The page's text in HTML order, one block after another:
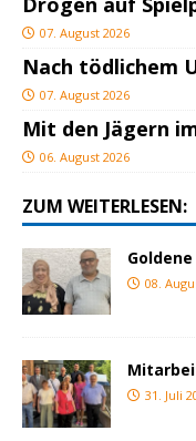
07. August 2026
Nach tödlichem
07. August 2026
Mit den Jägern
06. August 2026
ZUM WEITERLESEN:
08.
31. Juli